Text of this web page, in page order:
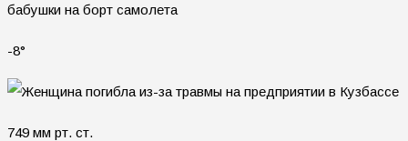
бабушки на борт самолета
-8°
749 мм рт. ст.